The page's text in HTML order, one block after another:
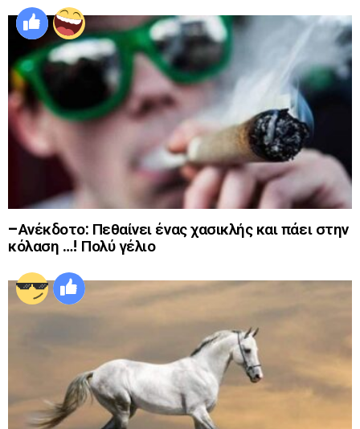
–Ανέκδοτο: Πεθαίνει ένας χασικλής και πάει στην
κόλαση …! Πολύ γέλιο